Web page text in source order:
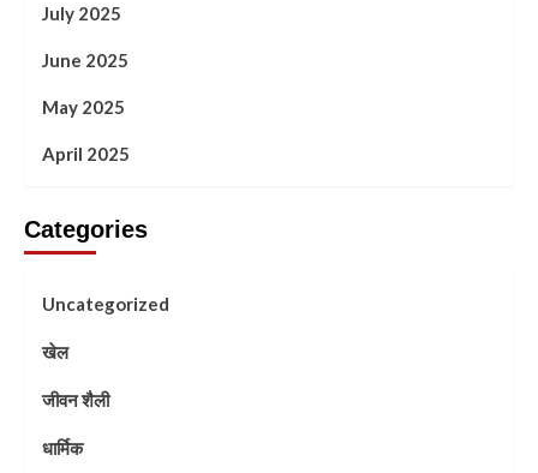
July 2025
June 2025
May 2025
April 2025
Categories
Uncategorized
खेल
जीवन शैली
धार्मिक